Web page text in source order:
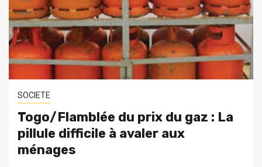
SOCIETE
Togo/Flamblée du prix du gaz : La
pillule difficile à avaler aux
ménages